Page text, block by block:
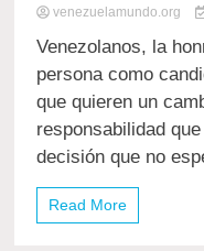
venezuelamundo.org
Venezolanos, la
persona como
que quieren un
responsabilidad
decisión que no
Read More